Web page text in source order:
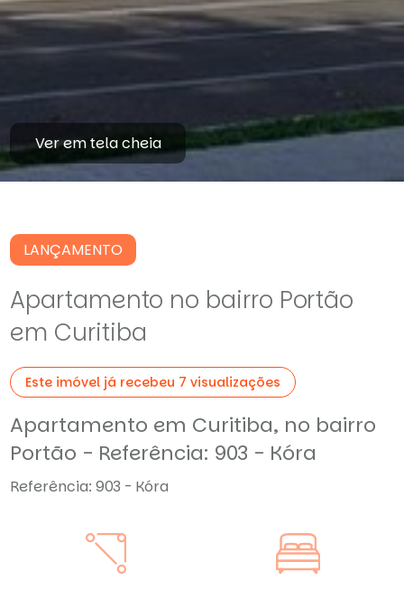
Ver em tela cheia
LANÇAMENTO
Apartamento no bairro Portão
em Curitiba
Este imóvel já recebeu 7 visualizações
Apartamento em Curitiba, no bairro
Portão - Referência: 903 - Kóra
Referência: 903 - Kóra